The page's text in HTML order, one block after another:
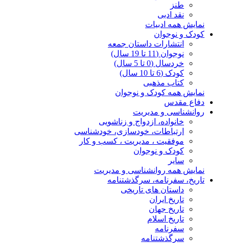
طنز
نقد ادبی
نمایش همه ادبیات
کودک و نوجوان
انتشارات داستان جمعه
نوجوان (11 تا 19 سال)
خردسال (0 تا 5 سال)
کودک (6 تا 10 سال)
کتاب مذهبی
نمایش همه کودک و نوجوان
دفاع مقدس
روانشناسی و مدیریت
خانواده، ازدواج و زناشویی
ارتباطات، خودسازی، خودشناسی
موفقیت ، مدیریت ، کسب و کار
کودک و نوجوان
سایر
نمایش همه روانشناسی و مدیریت
تاریخ، سفرنامه، سرگذشتنامه
داستان های تاریخی
تاریخ ایران
تاریخ جهان
تاریخ اسلام
سفرنامه
سرگذشتنامه